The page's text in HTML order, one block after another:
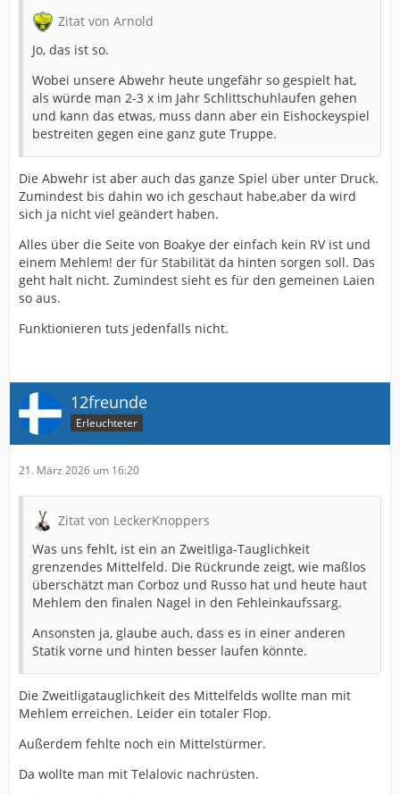
Zitat von Arnold
Jo, das ist so.
Wobei unsere Abwehr heute ungefähr so gespielt hat,
als würde man 2-3 x im Jahr Schlittschuhlaufen gehen
und kann das etwas, muss dann aber ein Eishockeyspiel
bestreiten gegen eine ganz gute Truppe.
Die Abwehr ist aber auch das ganze Spiel über unter Druck.
Zumindest bis dahin wo ich geschaut habe,aber da wird
sich ja nicht viel geändert haben.
Alles über die Seite von Boakye der einfach kein RV ist und
einem Mehlem! der für Stabilität da hinten sorgen soll. Das
geht halt nicht. Zumindest sieht es für den gemeinen Laien
so aus.
Funktionieren tuts jedenfalls nicht.
12freunde
Erleuchteter
21. März 2026 um 16:20
Zitat von LeckerKnoppers
Was uns fehlt, ist ein an Zweitliga-Tauglichkeit
grenzendes Mittelfeld. Die Rückrunde zeigt, wie maßlos
überschätzt man Corboz und Russo hat und heute haut
Mehlem den finalen Nagel in den Fehleinkaufssarg.
Ansonsten ja, glaube auch, dass es in einer anderen
Statik vorne und hinten besser laufen könnte.
Die Zweitligatauglichkeit des Mittelfelds wollte man mit
Mehlem erreichen. Leider ein totaler Flop.
Außerdem fehlte noch ein Mittelstürmer.
Da wollte man mit Telalovic nachrüsten.